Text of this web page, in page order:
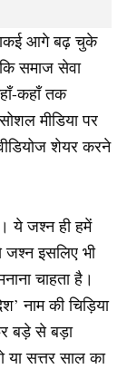
आगे बढ़ चुके
समाज सेवा
कहाँ तक
मीडिया पर
शेयर करने
ये जश्न ही हमें
इसलिए भी
चाहता है।
नाम की चिड़िया
बड़े से बड़ा
या सत्तर साल का